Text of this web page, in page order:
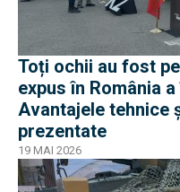
Toți ochii au fost
expus în România
Avantajele tehnice
prezentate
19 MAI 2026